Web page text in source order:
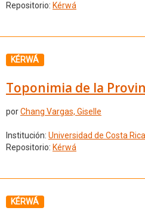
Repositorio: Kérwá
KÉRWÁ
Toponimia de la
porChang Vargas, Giselle
Institución: Universidad de Costa Rica
Repositorio: Kérwá
KÉRWÁ